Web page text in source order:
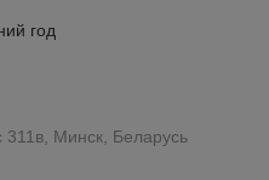
год
311в, Минск, Беларусь